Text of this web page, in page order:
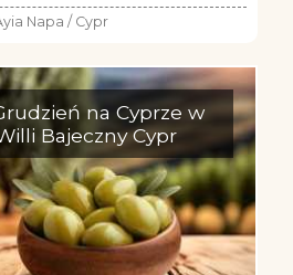
Napa / Cypr
na Cyprze w
Bajeczny Cypr